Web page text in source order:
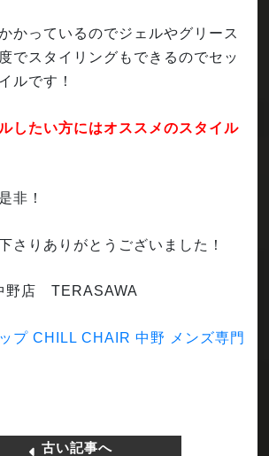
かっているのでジェルやグリース
でスタイリングもできるのでセッ
ルです！
したい方にはオススメのスタイル
非！
さりありがとうございました！
野店 TERASAWA
プ CHILL CHAIR 中野 メンズ専門
古い記事へ